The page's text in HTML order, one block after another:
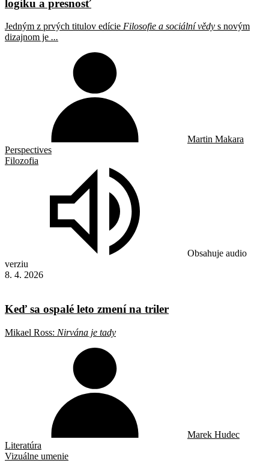
logiku a presnosť
Jedným z prvých titulov edície Filosofie a sociální vědy s novým
dizajnom je ...
Martin Makara
Perspectives
Filozofia
Obsahuje audio
verziu
8. 4. 2026
Keď sa ospalé leto zmení na triler
Mikael Ross: Nirvána je tady
Marek Hudec
Literatúra
Vizuálne umenie